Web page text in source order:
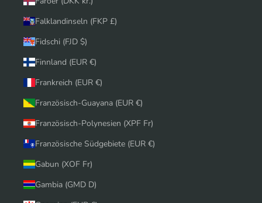
Falklandinseln (FKP £)
Fidschi (FJD $)
Finnland (EUR €)
Frankreich (EUR €)
Französisch-Guayana (EUR €)
Französisch-Polynesien (XPF Fr)
Französische Südgebiete (EUR €)
Gabun (XOF Fr)
Gambia (GMD D)